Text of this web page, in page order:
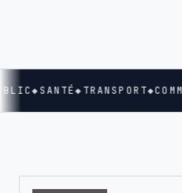
◆SANTÉ◆TRANSPORT◆